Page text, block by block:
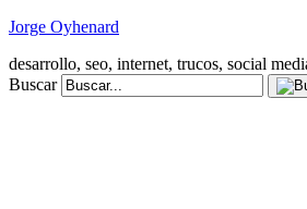
Jorge Oyhenard
desarrollo, seo, internet, trucos, social
Buscar